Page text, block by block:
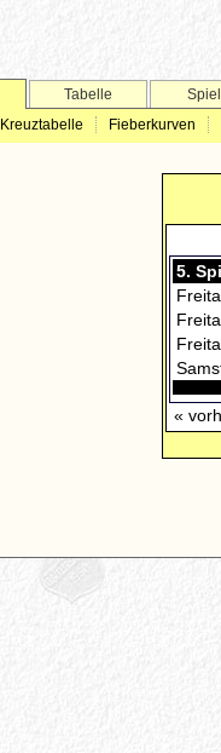
Kreuztabelle Fieberkurven
Tabelle
5.
«